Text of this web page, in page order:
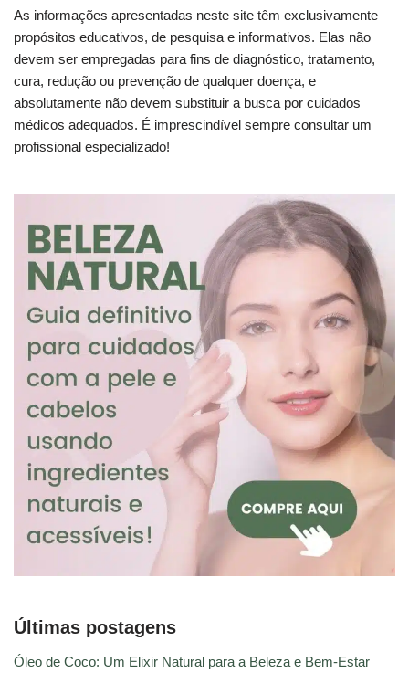
As informações apresentadas neste site têm exclusivamente
propósitos educativos, de pesquisa e informativos. Elas não
devem ser empregadas para fins de diagnóstico, tratamento,
cura, redução ou prevenção de qualquer doença, e
absolutamente não devem substituir a busca por cuidados
médicos adequados. É imprescindível sempre consultar um
profissional especializado!
Últimas postagens
Óleo de Coco: Um Elixir Natural para a Beleza e Bem-Estar